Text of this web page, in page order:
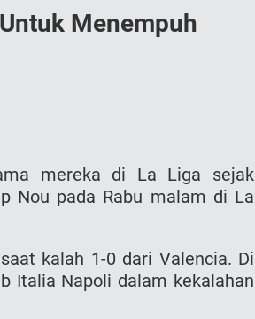
Menempuh
mereka di La Liga sejak
Nou pada Rabu malam di La
kalah 1-0 dari Valencia. Di
Italia Napoli dalam kekalahan